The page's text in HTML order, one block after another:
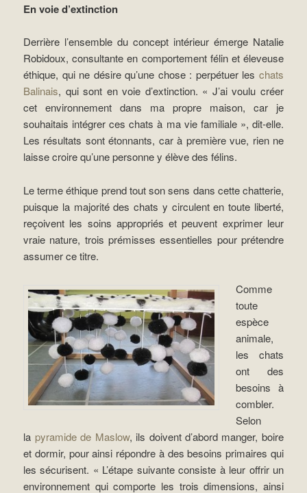
En voie d’extinction
Derrière l’ensemble du concept intérieur émerge Natalie
Robidoux, consultante en comportement félin et éleveuse
éthique, qui ne désire qu’une chose : perpétuer les chats
Balinais, qui sont en voie d’extinction. « J’ai voulu créer
cet environnement dans ma propre maison, car je
souhaitais intégrer ces chats à ma vie familiale », dit-elle.
Les résultats sont étonnants, car à première vue, rien ne
laisse croire qu’une personne y élève des félins.
Le terme éthique prend tout son sens dans cette chatterie,
puisque la majorité des chats y circulent en toute liberté,
reçoivent les soins appropriés et peuvent exprimer leur
vraie nature, trois prémisses essentielles pour prétendre
assumer ce titre.
Comme
toute
espèce
animale,
les chats
ont des
besoins à
combler.
Selon
la pyramide de Maslow, ils doivent d’abord manger, boire
et dormir, pour ainsi répondre à des besoins primaires qui
les sécurisent. « L’étape suivante consiste à leur offrir un
environnement qui comporte les trois dimensions, ainsi